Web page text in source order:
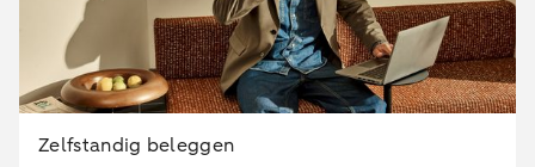
Zelfstandig beleggen